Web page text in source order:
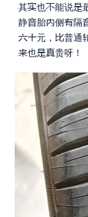
其也能说
静胎侧隔
元， 普通
也贵呀！